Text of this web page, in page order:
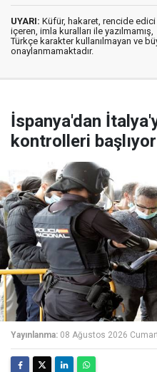
UYARI: Küfür, hakaret, rencide edici
içeren, imla kuralları ile yazılmamış,
Türkçe karakter kullanılmayan ve
onaylanmamaktadır.
İspanya'dan
kontrolleri başlıyor
Yayınlanma: 08 Ağustos 2026